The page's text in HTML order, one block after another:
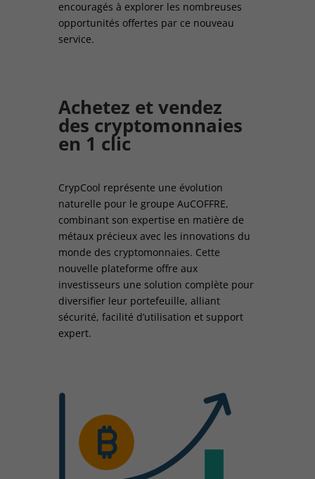
encouragés à explorer les nombreuses
opportunités offertes par ce nouveau
service.
Achetez et vendez
des cryptomonnaies
en 1 clic
CrypCool représente une évolution
naturelle pour le groupe AuCOFFRE,
combinant son expertise en matière de
métaux précieux avec les innovations du
monde des cryptomonnaies. Cette
nouvelle plateforme offre aux
investisseurs une solution complète pour
diversifier leur portefeuille, alliant
sécurité, facilité d’utilisation et support
expert.